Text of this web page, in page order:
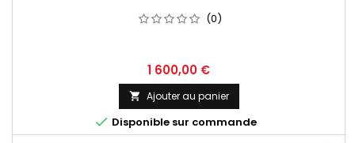
(0)
Prix
1 600,00 €
 Ajouter au panier
 Disponible sur commande